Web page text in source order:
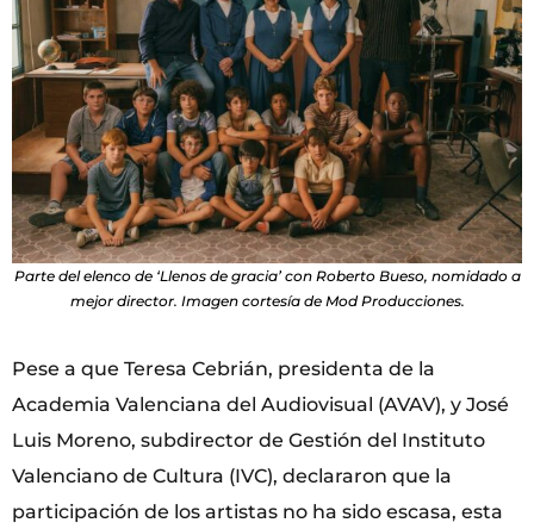
Parte del elenco de ‘Llenos de gracia’ con Roberto Bueso, nomidado a
mejor director. Imagen cortesía de Mod Producciones.
Pese a que Teresa Cebrián, presidenta de la
Academia Valenciana del Audiovisual (AVAV), y José
Luis Moreno, subdirector de Gestión del Instituto
Valenciano de Cultura (IVC), declararon que la
participación de los artistas no ha sido escasa, esta